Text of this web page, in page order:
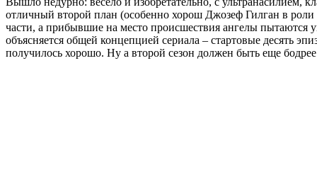
отличный второй план (особенно хорош Джозеф Гилган в роли
части, а прибывшие на место происшествия ангелы пытаются
объясняется общей концепцией сериала – стартовые десять
получилось хорошо. Ну а второй сезон должен быть еще